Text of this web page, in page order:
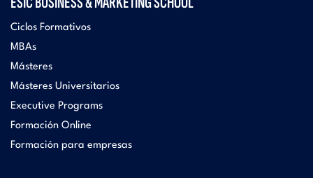
Ciclos Formativos
MBAs
Másteres
Másteres Universitarios
Executive Programs
Formación Online
Formación para empresas